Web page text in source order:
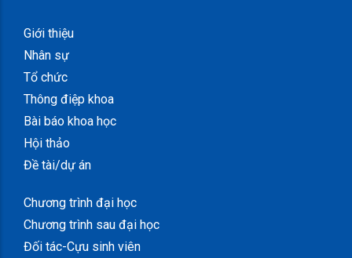
Giới thiệu
Nhân sự
Tổ chức
Thông điệp khoa
Bài báo khoa học
Hội thảo
Đề tài/dự án
Chương trình đại học
Chương trình sau đại học
Đối tác-Cựu sinh viên